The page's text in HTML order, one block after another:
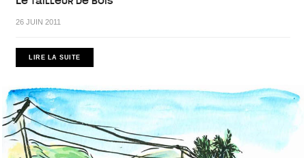
26 JUIN 2011
LIRE LA SUITE